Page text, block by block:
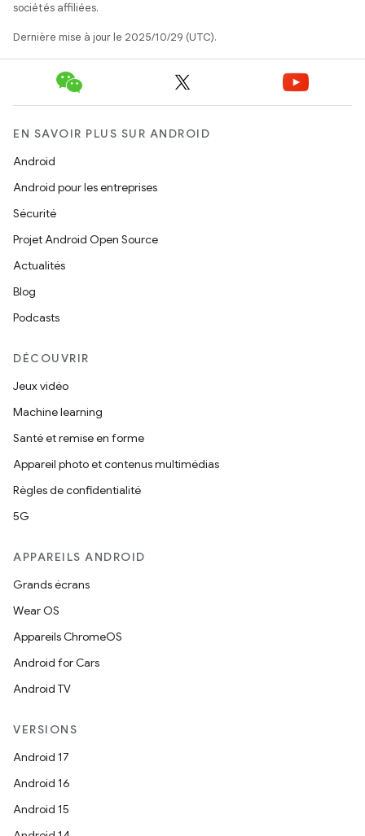
sociétés affiliées.
Dernière mise à jour le 2025/10/29 (UTC).
EN SAVOIR PLUS SUR ANDROID
Android
Android pour les entreprises
Sécurité
Projet Android Open Source
Actualités
Blog
Podcasts
DÉCOUVRIR
Jeux vidéo
Machine learning
Santé et remise en forme
Appareil photo et contenus multimédias
Règles de confidentialité
5G
APPAREILS ANDROID
Grands écrans
Wear OS
Appareils ChromeOS
Android for Cars
Android TV
VERSIONS
Android 17
Android 16
Android 15